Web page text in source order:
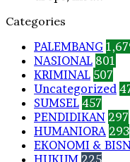
Categories
PALEMBANG
NASIONAL 801
KRIMINAL 507
Uncategorized
SUMSEL 457
PENDIDIKAN 297
HUMANIORA 293
EKONOMI &
HUKUM 225